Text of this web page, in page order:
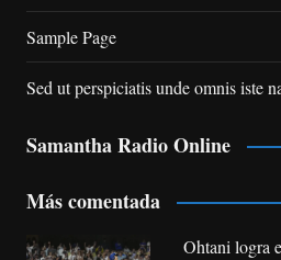
Sample Page
Sed ut perspiciatis unde omnis iste
Samantha Radio Online
Más comentada
Ohtani logra